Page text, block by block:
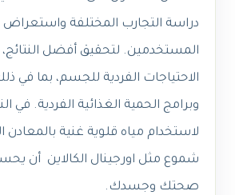
دراسة التجارب المختلفة واستعراض
المستخدمين. لتحقيق أفضل النتائج،
الاحتياجات الفردية للجسم، بما في
وبرامج الحمية الغذائية الفردية. في
لاستخدام مياه قلوية غنية بالمعادن
شموع مثل اورجينال الكالاين أن
صحتك وجسدك.